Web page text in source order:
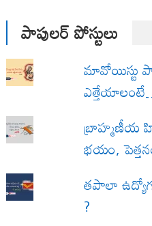
పాపులర్ పోస్టులు
మావోయిస్టు
బ్రాహ్మణీయ
భయం,
త‌పాలా
?